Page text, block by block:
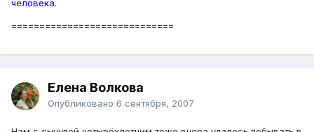
человека.
=============================
Елена Волкова
Опубликовано 6 сентября, 2007